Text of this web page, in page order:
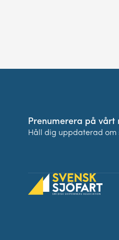
Prenumerera på vårt
Håll dig uppdaterad om